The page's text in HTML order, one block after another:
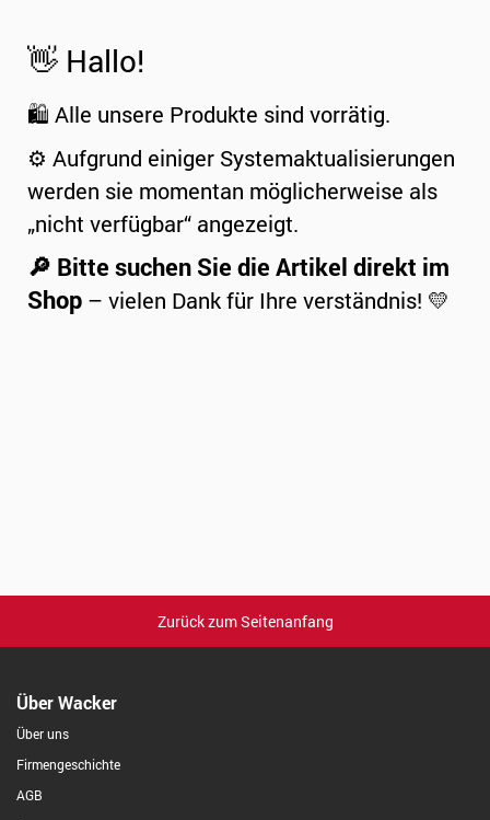
👋 Hallo!
🛍️ Alle unsere Produkte sind vorrätig.
⚙️ Aufgrund einiger Systemaktualisierungen
werden sie momentan möglicherweise als
„nicht verfügbar“ angezeigt.
🔎 Bitte suchen Sie die Artikel direkt im
Shop – vielen Dank für Ihre verständnis! 💛
Zurück zum Seitenanfang
Über Wacker
Über uns
Firmengeschichte
AGB